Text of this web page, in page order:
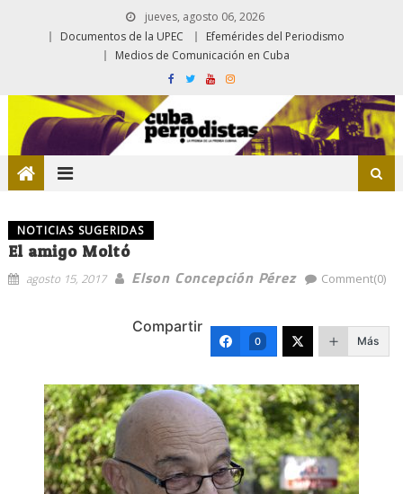
jueves, agosto 06, 2026
Documentos de la UPEC
Efemérides del Periodismo
Medios de Comunicación en Cuba
NOTICIAS SUGERIDAS
El amigo Moltó
agosto 15, 2017 Elson Concepción Pérez Comment(0)
Compartir
0 Más